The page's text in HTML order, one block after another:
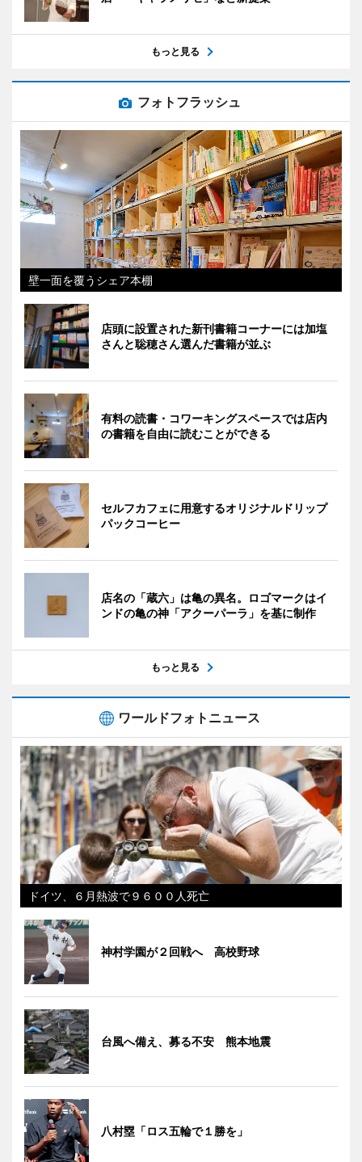
もっと見る
フォトフラッシュ
壁一面を覆うシェア本棚
店頭に設置された新刊書籍コーナーには加塩
さんと聡穂さん選んだ書籍が並ぶ
有料の読書・コワーキングスペースでは店内
の書籍を自由に読むことができる
セルフカフェに用意するオリジナルドリップ
パックコーヒー
店名の「蔵六」は亀の異名。ロゴマークはイ
ンドの亀の神「アクーパーラ」を基に制作
もっと見る
ワールドフォトニュース
ドイツ、６月熱波で９６００人死亡
神村学園が２回戦へ 高校野球
台風へ備え、募る不安 熊本地震
八村塁「ロス五輪で１勝を」